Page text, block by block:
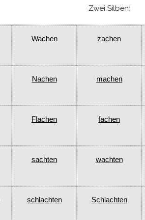
Zwei Silben:
Wachen zachen
Nachen machen
Flachen fachen
sachten wachten
schlachten Schlachten